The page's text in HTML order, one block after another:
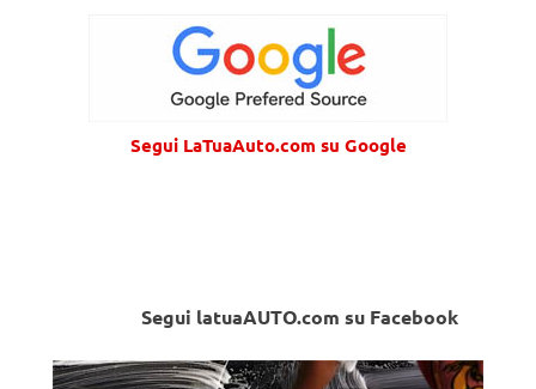
Segui LaTuaAuto.com su Google
Segui latuaAUTO.com su Facebook